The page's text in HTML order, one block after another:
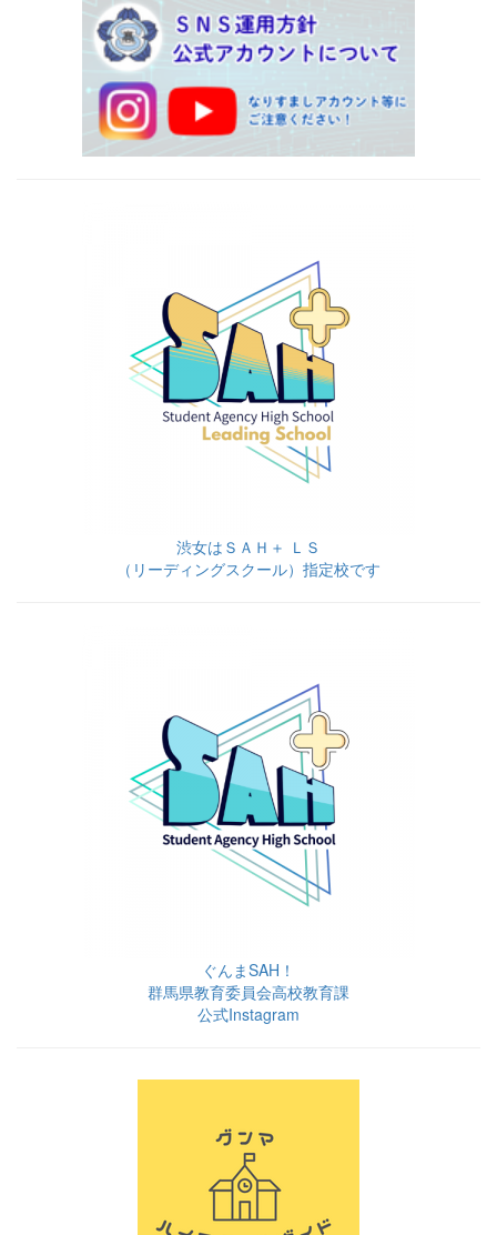
渋女はＳＡＨ＋ ＬＳ
（リーディングスクール）指定校です
ぐんまSAH！
群馬県教育委員会高校教育課
公式Instagram